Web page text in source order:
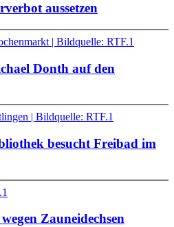
aussetzen
Donth auf den
besucht Freibad im
Zauneidechsen